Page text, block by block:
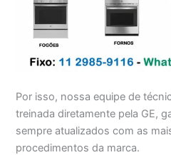
Por isso, nossa equipe de
treinada diretamente pela GE,
sempre atualizados com as
procedimentos da marca.